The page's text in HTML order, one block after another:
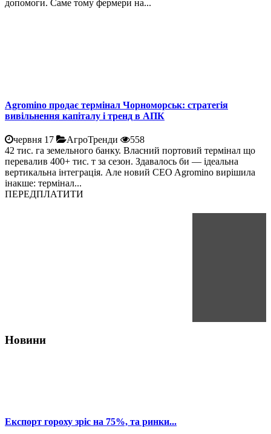
допомоги. Саме тому фермери на...
Agromino продає термінал Чорноморськ: стратегія
вивільнення капіталу і тренд в АПК
червня 17 АгроТренди
558
42 тис. га земельного банку. Власний портовий термінал що
перевалив 400+ тис. т за сезон. Здавалось би — ідеальна
вертикальна інтеграція. Але новий CEO Agromino вирішила
інакше: термінал...
ПЕРЕДПЛАТИТИ
Новини
Експорт гороху зріс на 75%, та ринки...